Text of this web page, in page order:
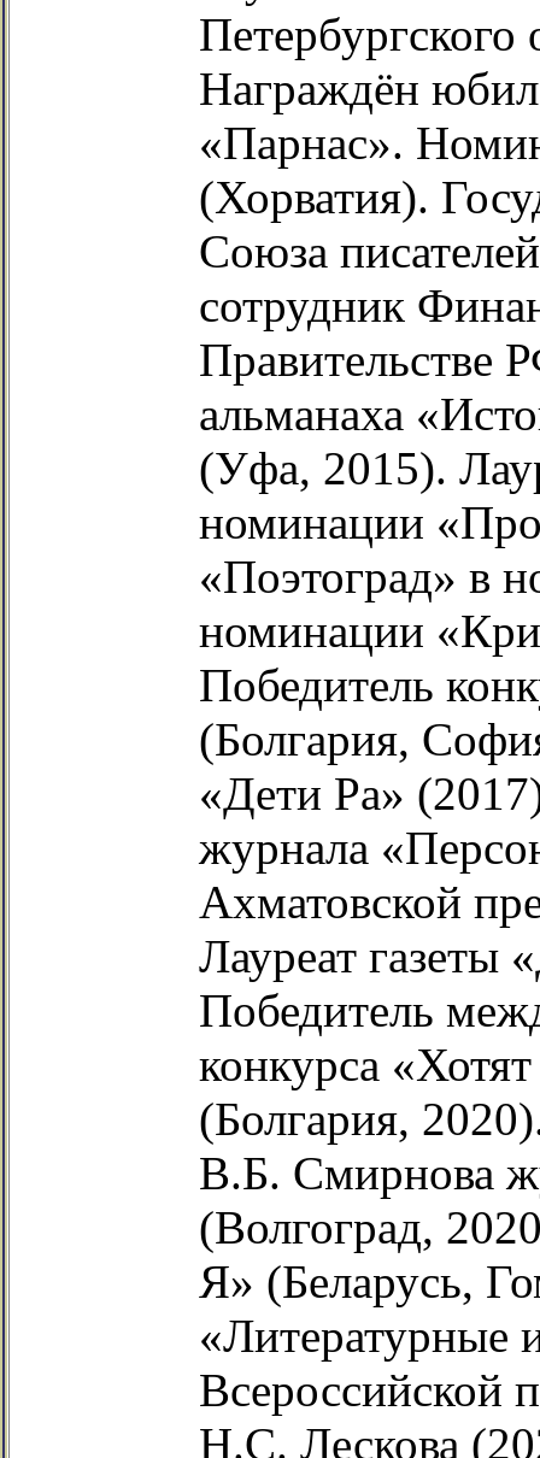
Награждён
«Парнас».
(Хорватия).
Союза
сотрудник
Правительстве
альманаха
(Уфа, 2015).
номинации
«Поэтоград» в
номинации
Победитель
(Болгария,
«Дети Ра»
журнала
Ахматовской
Лауреат газеты
Победитель
конкурса
(Болгария,
В.Б. Смирнова
(Волгоград,
Я» (Беларусь,
«Литературные
Всероссийской
Н.С. Лескова